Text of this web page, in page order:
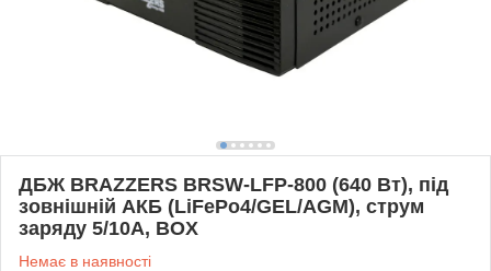
ДБЖ BRAZZERS BRSW-LFP-800 (640 Вт), під
зовнішній АКБ (LiFePo4/GEL/AGM), струм
заряду 5/10A, BOX
Немає в наявності